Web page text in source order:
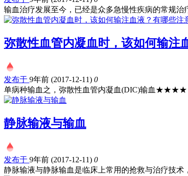
输血治疗发展至今，已经是众多急慢性疾病的常规治
弥散性血管内凝血时，该如何输注
发布于 9年前 (2017-12-11) 0
单病种输血之，弥散性血管内凝血(DIC)输血★★★★
静脉输液与输血
发布于 9年前 (2017-12-11) 0
静脉输液与静脉输血是临床上常用的抢救与治疗技术